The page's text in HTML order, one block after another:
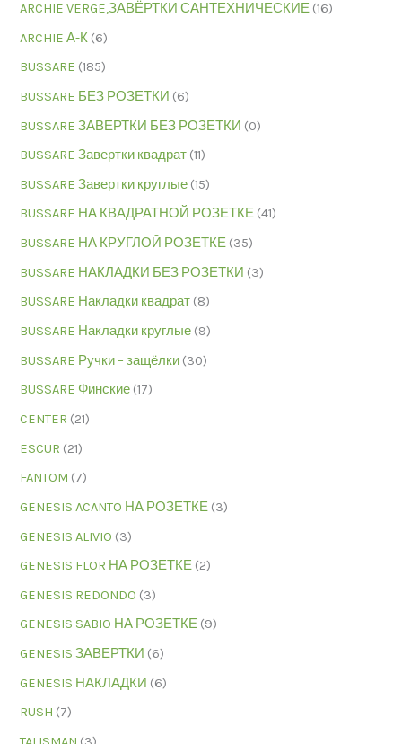
ARCHIE VERGE,ЗАВЁРТКИ САНТЕХНИЧЕСКИЕ (16)
ARCHIE А-К (6)
BUSSARE (185)
BUSSARE БЕЗ РОЗЕТКИ (6)
BUSSARE ЗАВЕРТКИ БЕЗ РОЗЕТКИ (0)
BUSSARE Завертки квадрат (11)
BUSSARE Завертки круглые (15)
BUSSARE НА КВАДРАТНОЙ РОЗЕТКЕ (41)
BUSSARE НА КРУГЛОЙ РОЗЕТКЕ (35)
BUSSARE НАКЛАДКИ БЕЗ РОЗЕТКИ (3)
BUSSARE Накладки квадрат (8)
BUSSARE Накладки круглые (9)
BUSSARE Ручки – защёлки (30)
BUSSARE Финские (17)
CENTER (21)
ESCUR (21)
FANTOM (7)
GENESIS ACANTO НА РОЗЕТКЕ (3)
GENESIS ALIVIO (3)
GENESIS FLOR НА РОЗЕТКЕ (2)
GENESIS REDONDO (3)
GENESIS SABIO НА РОЗЕТКЕ (9)
GENESIS ЗАВЕРТКИ (6)
GENESIS НАКЛАДКИ (6)
RUSH (7)